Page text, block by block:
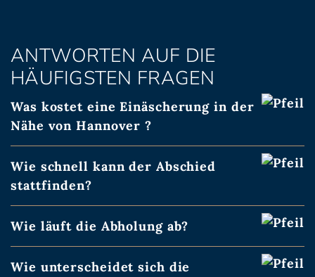
ANTWORTEN AUF DIE
HÄUFIGSTEN FRAGEN
Was kostet eine Einäscherung in der
Nähe von Hannover ?
Wie schnell kann der Abschied
stattfinden?
Wie läuft die Abholung ab?
Wie unterscheidet sich die